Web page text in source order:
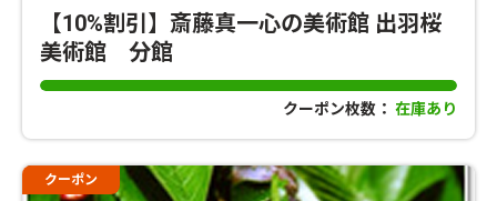
【10%割引】斎藤真一心の美術館 出羽桜
美術館 分館
クーポン枚数： 在庫あり
クーポン